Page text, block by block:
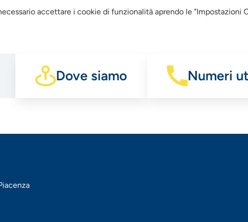
accettare i cookie di funzionalità aprendo le "Impostazioni
Dove siamo Numeri